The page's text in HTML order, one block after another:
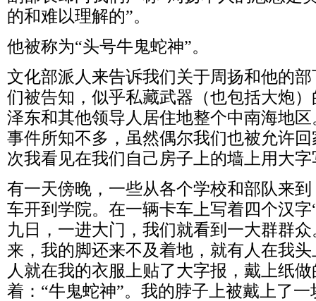
的和难以理解的”。
他被称为“头号牛鬼蛇神”。
文化部派人来告诉我们关于周扬和他的
们被告知，似乎私藏武器（也包括大炮
泽东和其他领导人居住地整个中南海地
事件所知不多，虽然偶尔我们也被允许
次我看见在我们自己房子上的墙上用大
有一天傍晚，一些从各个学校和部队来到
车开到学院。在一辆卡车上写着四个汉
九日，一进大门，我们就看到一大群群
来，我的脚还来不及着地，就有人在我
人就在我的衣服上贴了大字报，戴上纸
着：“牛鬼蛇神”。我的脖子上被戴上了